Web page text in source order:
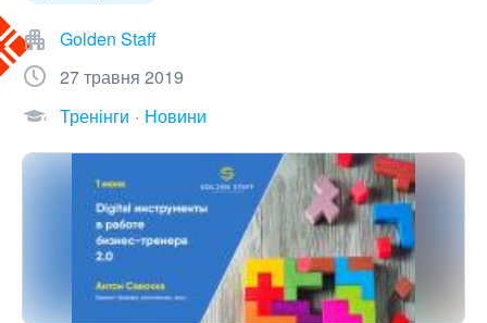
Golden Staff
27 травня 2019
Тренінги
Новини